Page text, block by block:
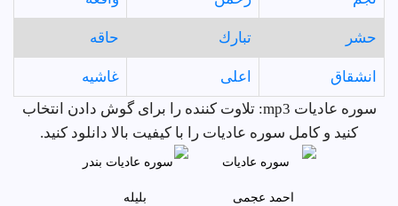
حشر تبارك حاقه
انشقاق اعلى
غاشيه
سوره عاديات mp3: تلاوت کننده را برای گوش دادن انتخاب
کنید و کامل سوره عاديات را با کیفیت بالا دانلود کنید.